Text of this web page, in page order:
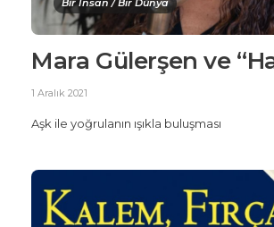
Bir İnsan / Bir Dünya
Mara Gülerşen ve
1 Aralık 2021
Aşk ile yoğrulanın ışıkla buluşması